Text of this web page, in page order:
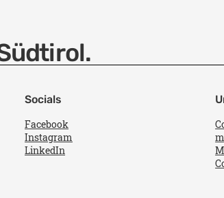
Socials
Facebook
Instagram
LinkedIn